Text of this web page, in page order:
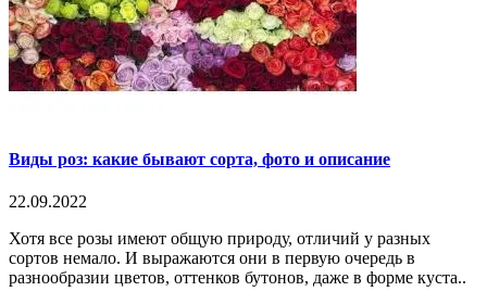
Виды роз: какие бывают сорта, фото и описание
22.09.2022
Хотя все розы имеют общую природу, отличий у разных
сортов немало. И выражаются они в первую очередь в
разнообразии цветов, оттенков бутонов, даже в форме куста..